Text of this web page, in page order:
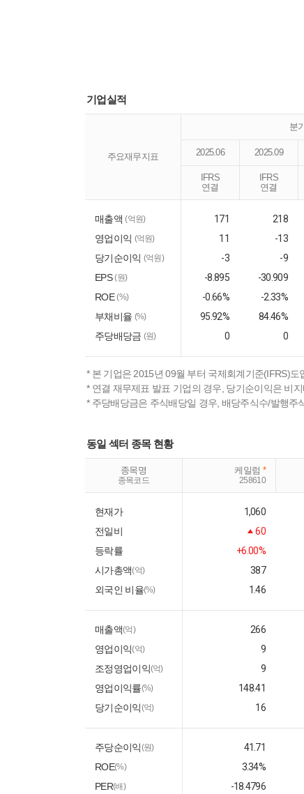
기업실적
주요재무지표
분
2025.06 2025.09
IFRS
연결
IFRS
연결
매출액(억원) 171 218
영업이익 (억원) 11 -13
당기순이익 (억원) -3 -9
EPS(원) -8.895 -30.909
ROE(%) -0.66% -2.33%
부채비율 (%) 95.92% 84.46%
주당배당금 (원) 0 0
* 본 기업은 2015년 09월 부터 국제회계기준(IFRS)도
* 연결 재무제표 발표 기업의 경우, 당기순이익은 비
* 주당배당금은 주식배당일 경우, 배당주식수/발행주
동일 섹터 종목 현황
종목명
종목코드
케일럼 *
258610
현재가 1,060
전일비
60
등락률
+6.00%
시가총액(억) 387
외국인 비율(%) 1.46
매출액(억) 266
영업이익(억) 9
조정영업이익(억) 9
영업이익률(%) 148.41
당기순이익(억) 16
주당순이익(원) 41.71
ROE(%) 3.34%
PER(배) -18.4796